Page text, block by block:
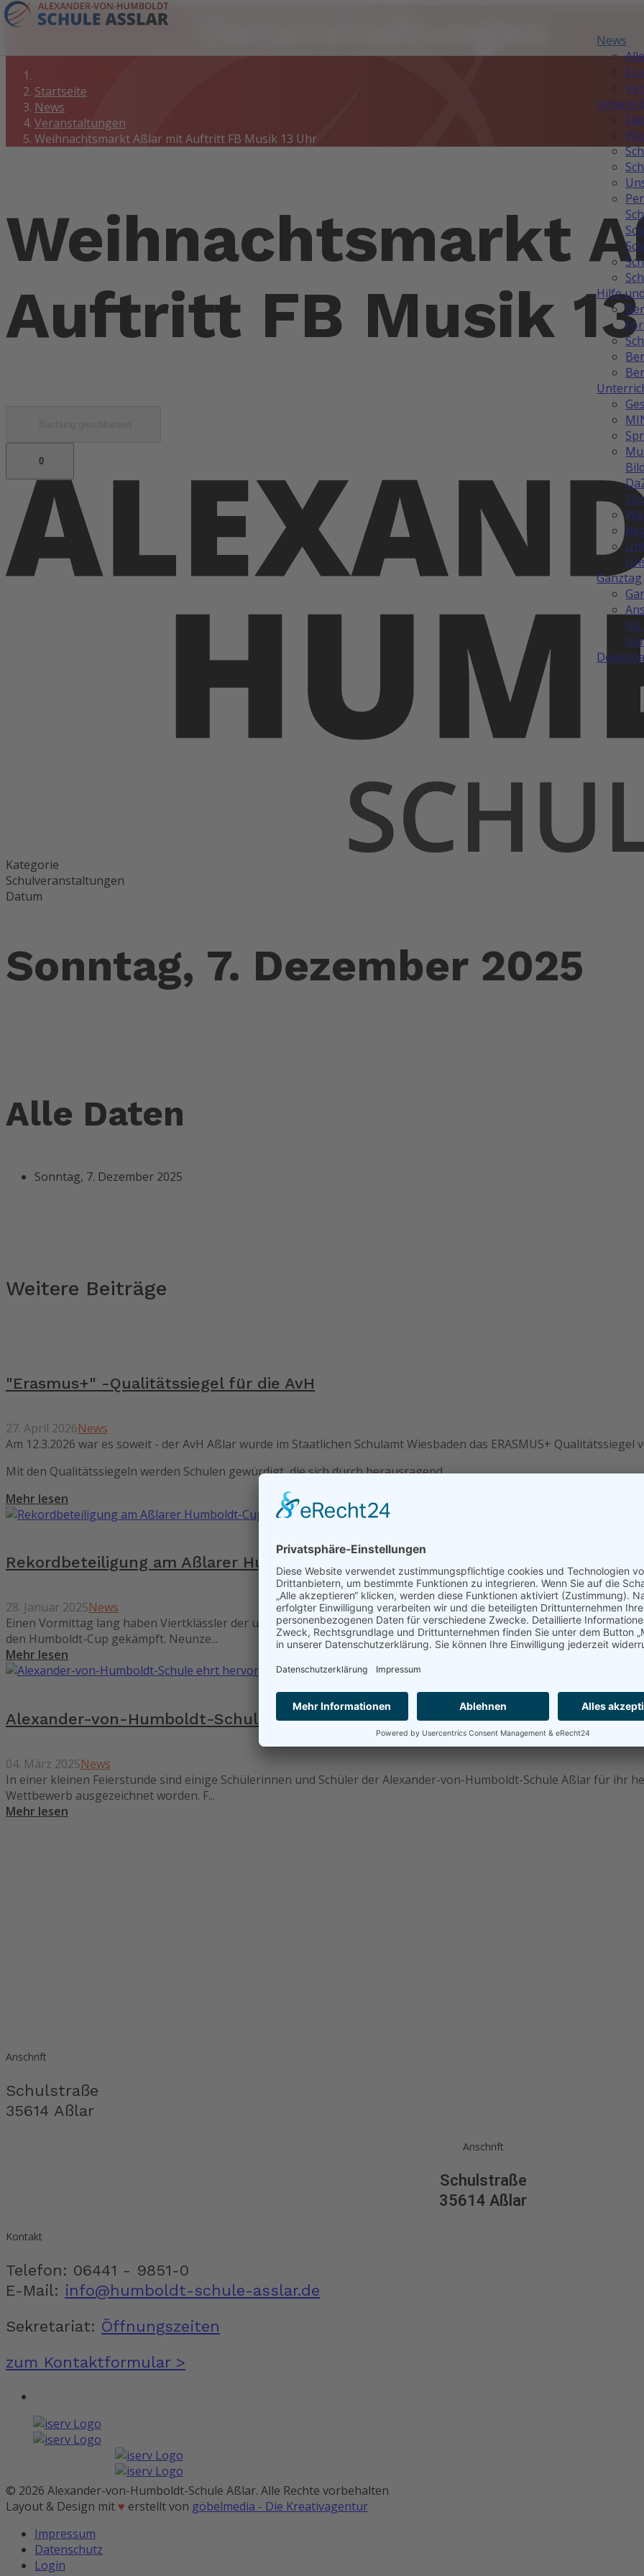
News
Unsere
Hilfe
Ganztag
Startseite
News
Veranstaltungen
Weihnachtsmarkt Aßlar mit Auftritt FB Musik 13 Uhr
Weihnachtsmarkt
Auftritt FB Musik
0
Kategorie
Schulveranstaltungen
Datum
Sonntag, 7. Dezember 2025
Alle Daten
Sonntag, 7. Dezember 2025
Weitere Beiträge
"Erasmus+" -Qualitätssiegel für die AvH
27. April 2026News
Am 12.3.2026 war es soweit - der AvH Aßlar wurde im Staatlichen Schulamt Wiesbaden das ERASMUS+ Qualitätssiegel
Mit den Qualitätssiegeln werden Schulen gewürdigt, die sich durch herausragend...
Mehr lesen
Rekordbeteiligung am Aßlarer Humboldt-Cup
28. Januar 2025News
Einen Vormittag lang haben Viertklässler der umliegenden Grundschulen und die Schüler des Jahrgangs 5 der
den Humboldt-Cup gekämpft. Neunze...
Mehr lesen
Alexander-von-Humboldt-Schule ehrt hervorragende Mathematiker
04. März 2025News
In einer kleinen Feierstunde sind einige Schülerinnen und Schüler der Alexander-von-Humboldt-Schule Aßlar für ihr
Wettbewerb ausgezeichnet worden. F...
Mehr lesen
Anschrift
Schulstraße
35614 Aßlar
Anschrift
Schulstraße
35614 Aßlar
Kontakt
Telefon: 06441 - 9851-0
E-Mail: info@humboldt-schule-asslar.de
Sekretariat: Öffnungszeiten
zum Kontaktformular >
© 2026 Alexander-von-Humboldt-Schule Aßlar. Alle Rechte vorbehalten
Layout & Design mit ♥ erstellt von göbelmedia - Die Kreativagentur
Impressum
Datenschutz
Login